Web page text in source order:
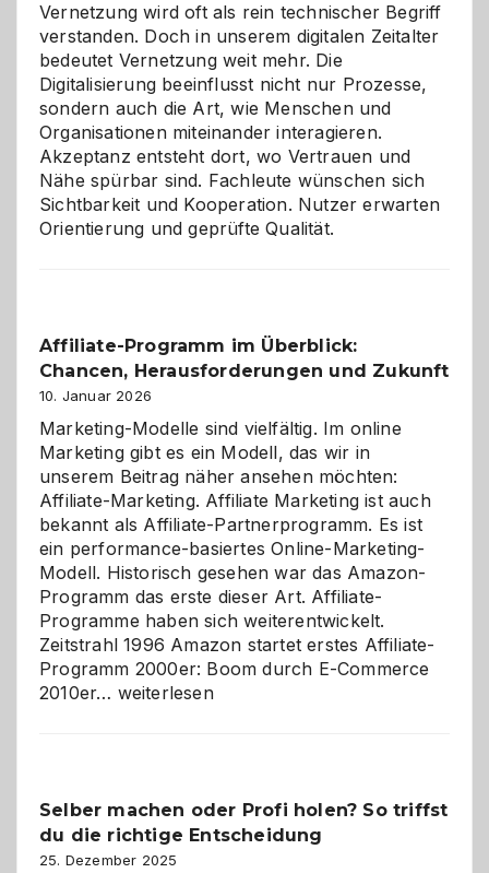
Vernetzung wird oft als rein technischer Begriff
verstanden. Doch in unserem digitalen Zeitalter
bedeutet Vernetzung weit mehr. Die
Digitalisierung beeinflusst nicht nur Prozesse,
sondern auch die Art, wie Menschen und
Organisationen miteinander interagieren.
Akzeptanz entsteht dort, wo Vertrauen und
Nähe spürbar sind. Fachleute wünschen sich
Sichtbarkeit und Kooperation. Nutzer erwarten
Orientierung und geprüfte Qualität.
Affiliate-Programm im Überblick:
Chancen, Herausforderungen und Zukunft
10. Januar 2026
Marketing-Modelle sind vielfältig. Im online
Marketing gibt es ein Modell, das wir in
unserem Beitrag näher ansehen möchten:
Affiliate-Marketing. Affiliate Marketing ist auch
bekannt als Affiliate-Partnerprogramm. Es ist
ein performance-basiertes Online-Marketing-
Modell. Historisch gesehen war das Amazon-
Programm das erste dieser Art. Affiliate-
Programme haben sich weiterentwickelt.
Zeitstrahl 1996 Amazon startet erstes Affiliate-
Programm 2000er: Boom durch E-Commerce
2010er… Affiliate-
Herausforderungen
und
Zukunft
weiterlesen
Selber machen oder Profi holen? So triffst
du die richtige Entscheidung
25. Dezember 2025